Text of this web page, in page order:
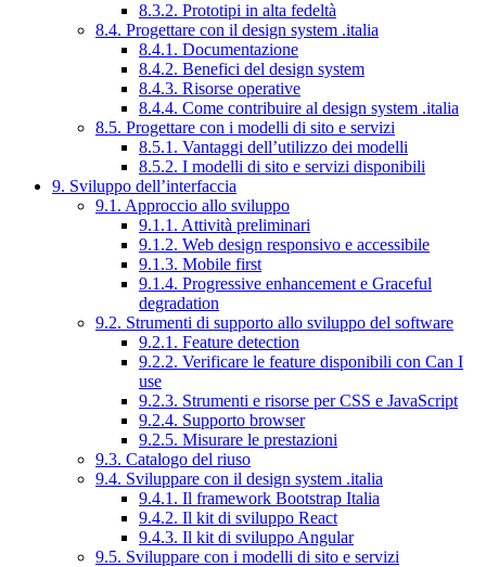
8.3.2. Prototipi in alta fedeltà
8.4. Progettare con il design system .italia
8.4.1. Documentazione
8.4.2. Benefici del design system
8.4.3. Risorse operative
8.4.4. Come contribuire al design system .italia
8.5. Progettare con i modelli di sito e servizi
8.5.1. Vantaggi dell’utilizzo dei modelli
8.5.2. I modelli di sito e servizi disponibili
9. Sviluppo dell’interfaccia
9.1. Approccio allo sviluppo
9.1.1. Attività preliminari
9.1.2. Web design responsivo e accessibile
9.1.3. Mobile first
9.1.4. Progressive enhancement e Graceful
degradation
9.2. Strumenti di supporto allo sviluppo del software
9.2.1. Feature detection
9.2.2. Verificare le feature disponibili con Can I
use
9.2.3. Strumenti e risorse per CSS e JavaScript
9.2.4. Supporto browser
9.2.5. Misurare le prestazioni
9.3. Catalogo del riuso
9.4. Sviluppare con il design system .italia
9.4.1. Il framework Bootstrap Italia
9.4.2. Il kit di sviluppo React
9.4.3. Il kit di sviluppo Angular
9.5. Sviluppare con i modelli di sito e servizi